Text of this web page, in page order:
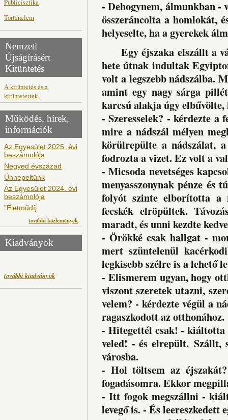
Publicisztika
Történelem
Nemzeti
Újságírásért
Kitüntetés
A kitüntetés és a
kitüntetettek.
Működés, hírek,
információk
Az Egyesület 2025. évi
beszámolója
Negyed évszázad
Ünnepeltünk
Az Egyesület 2024. évi
beszámolója
"Életműdíj
további közlemények
Kiadványok
további kiadványok
- Dehogynem, álmunkban -
összeráncolta a homlokát,
helyeselte, ha a gyerekek
Egy éjszaka elszállt a
hete útnak indultak
volt a legszebb nádszálba.
amint egy nagy sárga
karcsú alakja úgy
- Szeresselek? - kérdezte a
mire a nádszál mélyen
körülrepülte a nádszálat, a
fodrozta a vizet. Ez volt a
- Micsoda nevetséges
menyasszonynak pénze és
folyót szinte elborította a
fecskék elröpültek.
maradt, és unni kezdte
- Örökké csak hallgat -
mert szüntelenül
legkisebb szélre is a lehető
- Elismerem ugyan, hogy
viszont szeretek utazni,
velem? - kérdezte végül a
ragaszkodott az otthonához.
- Hitegettél csak! - kiáltotta
veled! - és elrepült. Szállt,
városba.
- Hol töltsem az
fogadásomra. Ekkor
- Itt fogok megszállni -
levegő is. - És leereszkedett